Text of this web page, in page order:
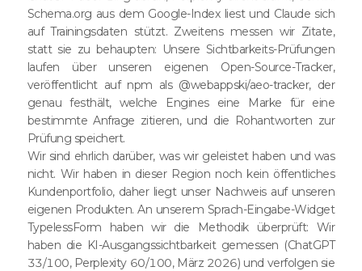
Schema.org aus dem Google-Index liest und Claude sich
auf Trainingsdaten stützt. Zweitens messen wir Zitate,
statt sie zu behaupten: Unsere Sichtbarkeits-Prüfungen
laufen über unseren eigenen Open-Source-Tracker,
veröffentlicht auf npm als @webappski/aeo-tracker, der
genau festhält, welche Engines eine Marke für eine
bestimmte Anfrage zitieren, und die Rohantworten zur
Prüfung speichert.
Wir sind ehrlich darüber, was wir geleistet haben und was
nicht. Wir haben in dieser Region noch kein öffentliches
Kundenportfolio, daher liegt unser Nachweis auf unseren
eigenen Produkten. An unserem Sprach-Eingabe-Widget
TypelessForm haben wir die Methodik überprüft: Wir
haben die KI-Ausgangssichtbarkeit gemessen (ChatGPT
33/100, Perplexity 60/100, März 2026) und verfolgen sie